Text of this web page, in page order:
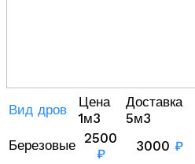
Вид дров
Цена
1м3
Доставка
5м3
Березовые 2500
₽
3000 ₽